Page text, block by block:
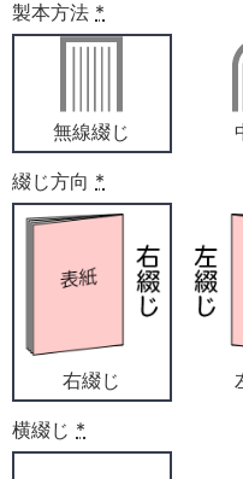
製本方法 *
無線綴じ
綴じ方向 *
右綴じ
横綴じ *